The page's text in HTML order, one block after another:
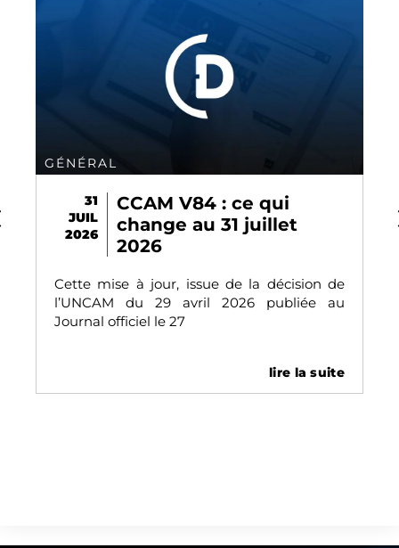
GÉNÉRAL
31
JUIL
2026
CCAM V84 : ce qui
change au 31 juillet
2026
Cette mise à jour, issue de la décision de
l’UNCAM du 29 avril 2026 publiée au
Journal officiel le 27
lire la suite